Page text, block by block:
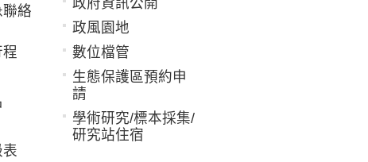
絡
政風園地
數位檔管
生態保護區預約申
請
學術研究/標本採集/
研究站住宿